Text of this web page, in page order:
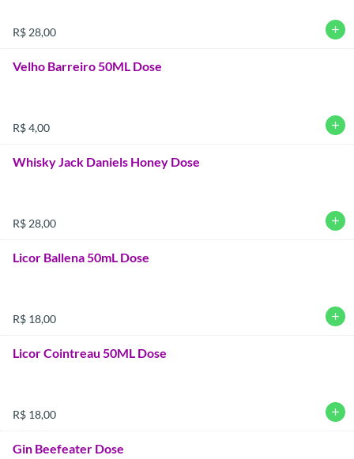
R$ 28,00 add
Velho Barreiro 50ML Dose
R$ 4,00 add
Whisky Jack Daniels Honey Dose
R$ 28,00 add
Licor Ballena 50mL Dose
R$ 18,00 add
Licor Cointreau 50ML Dose
R$ 18,00 add
Gin Beefeater Dose